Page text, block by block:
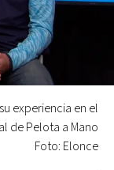
experiencia en el
de Pelota a Mano
Foto: Elonce